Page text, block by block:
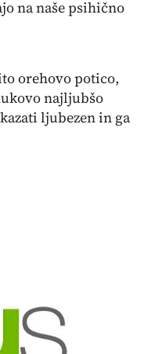
na naše psihično
orehovo potico,
najljubšo
ljubezen in ga